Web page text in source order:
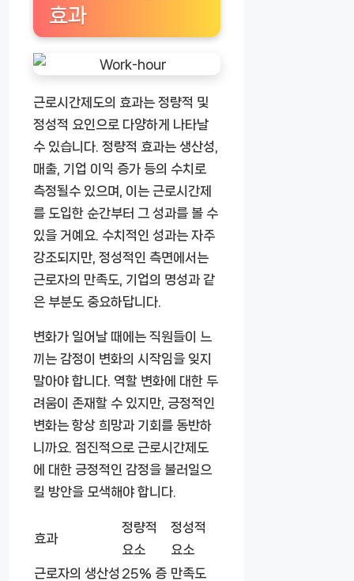
효과
근로시간제도의 효과는 정량적 및
정성적 요인으로 다양하게 나타날
수 있습니다. 정량적 효과는 생산성,
매출, 기업 이익 증가 등의 수치로
측정될수 있으며, 이는 근로시간제
를 도입한 순간부터 그 성과를 볼 수
있을 거예요. 수치적인 성과는 자주
강조되지만, 정성적인 측면에서는
근로자의 만족도, 기업의 명성과 같
은 부분도 중요하답니다.
변화가 일어날 때에는 직원들이 느
끼는 감정이 변화의 시작임을 잊지
말아야 합니다. 역할 변화에 대한 두
려움이 존재할 수 있지만, 긍정적인
변화는 항상 희망과 기회를 동반하
니까요. 점진적으로 근로시간제도
에 대한 긍정적인 감정을 불러일으
킬 방안을 모색해야 합니다.
효과
정량적
요소
정성적
요소
근로자의 생산성 25% 증 만족도